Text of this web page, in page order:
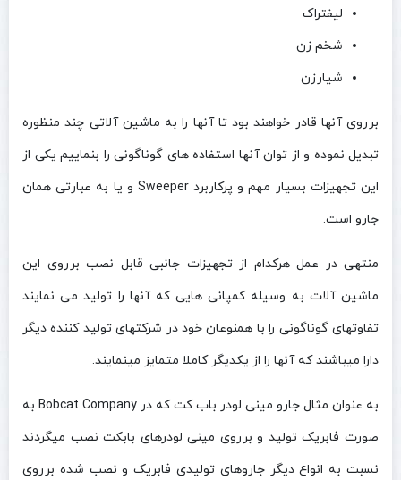
لیفتراک
شخم زن
شیارزن
برروی آنها قادر خواهند بود تا آنها را به ماشین آلاتی چند منظوره
تبدیل نموده و از توان آنها استفاده های گوناگونی را بنماییم یکی از
این تجهیزات بسیار مهم و پرکاربرد Sweeper و یا به عبارتی همان
جارو است.
منتهی در عمل هرکدام از تجهیزات جانبی قابل نصب برروی این
ماشین آلات به وسیله کمپانی هایی که آنها را تولید می نمایند
تفاوتهای گوناگونی را با همنوعان خود در شرکتهای تولید کننده دیگر
دارا میباشند که آنها را از یکدیگر کاملا متمایز مینمایند.
به عنوان مثال جارو مینی لودر باب کت که در Bobcat Company به
صورت فابریک تولید و برروی مینی لودرهای بابکت نصب میگردند
نسبت به انواع دیگر جاروهای تولیدی فابریک و نصب شده برروی